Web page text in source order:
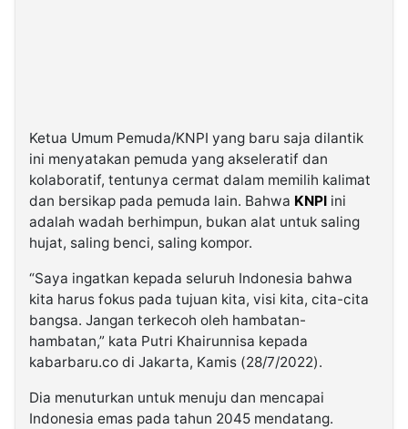
Ketua Umum Pemuda/KNPI yang baru saja dilantik
ini menyatakan pemuda yang akseleratif dan
kolaboratif, tentunya cermat dalam memilih kalimat
dan bersikap pada pemuda lain. Bahwa KNPI ini
adalah wadah berhimpun, bukan alat untuk saling
hujat, saling benci, saling kompor.
“Saya ingatkan kepada seluruh Indonesia bahwa
kita harus fokus pada tujuan kita, visi kita, cita-cita
bangsa. Jangan terkecoh oleh hambatan-
hambatan,” kata Putri Khairunnisa kepada
kabarbaru.co di Jakarta, Kamis (28/7/2022).
Dia menuturkan untuk menuju dan mencapai
Indonesia emas pada tahun 2045 mendatang.